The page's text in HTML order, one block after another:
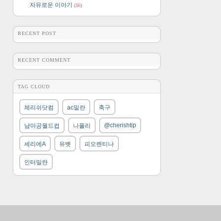
자유로운 이야기 (56)
RECENT POST
RECENT COMMENT
TAG CLOUD
체리쉬닷컴 ac밀란 축구
남아공월드컵 나폴리 @cherishtip
세리에A 유벳 피오렌티나
인터밀란